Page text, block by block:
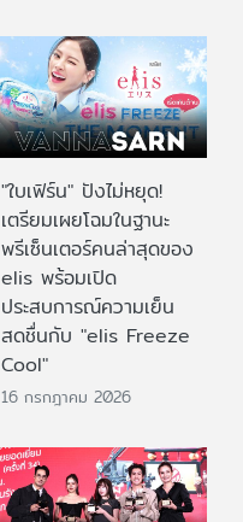
"ใบเฟิร์น" ปังไม่หยุด!
เตรียมเผยโฉมในฐานะ
พรีเซ็นเตอร์คนล่าสุดของ
elis พร้อมเปิด
ประสบการณ์ความเย็น
สดชื่นกับ "elis Freeze
Cool"
16 กรกฎาคม 2026